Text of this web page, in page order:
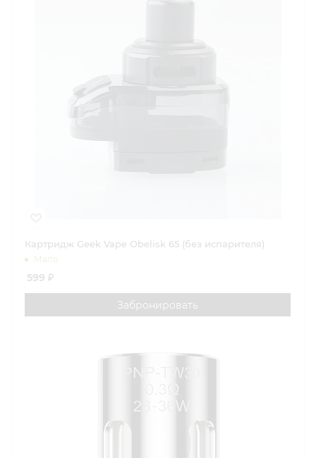
Картридж Geek Vape Obelisk 65 (без испарителя)
Мало
599 ₽
Забронировать